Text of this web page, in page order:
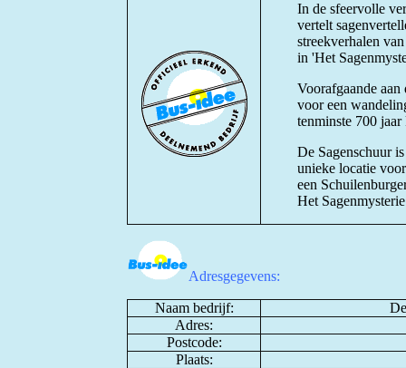
In de sfeervolle
vertelt
streekverhalen
in 'Het
Voorafgaande aan
voor een
tenminste 700 jaar
De Sagenschuur
unieke locatie
een
Het
Adresgegevens:
Naam bedrijf:
Adres:
Postcode:
Plaats: